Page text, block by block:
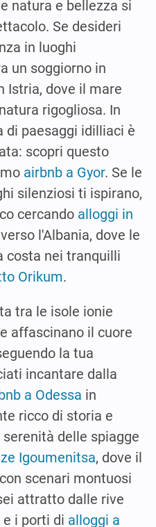
natura e bellezza si
Se desideri
in luoghi
un soggiorno in
Istria, dove il mare
rigogliosa. In
di paesaggi idilliaci è
scopri questo
airbnb a Gyor. Se le
silenziosi ti ispirano,
cercando alloggi in
l'Albania, dove le
costa nei tranquilli
Orikum.
tra le isole ionie
affascinano il cuore
la tua
incantare dalla
a Odessa in
ricco di storia e
delle spiagge
Igoumenitsa, dove il
scenari montuosi
attratto dalle rive
e i porti di alloggi a